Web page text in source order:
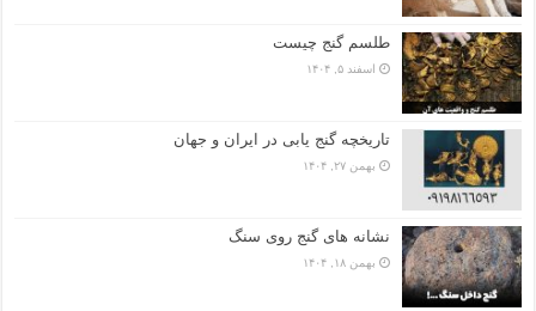
طلسم گنج چیست
اسفند ۵, ۱۴۰۴
تاریخچه گنج‌ یابی در ایران و جهان
بهمن ۲۷, ۱۴۰۴
نشانه های گنج روی سنگ
بهمن ۱۸, ۱۴۰۴